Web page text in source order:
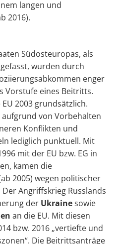
langen und
2016).
Südosteuropas, als
wurden durch
enger
Vorstufe eines Beitritts.
2003 grundsätzlich.
von Vorbehalten
Konflikten und
lediglich punktuell. Mit
mit der EU bzw. EG in
kamen die
2005) wegen politischer
Angriffskrieg Russlands
der Ukrainesowie
an die EU. Mit diesen
bzw. 2016 „vertiefte und
Die Beitrittsanträge